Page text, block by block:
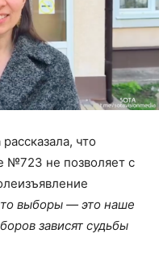
что
№723 не позволяет с
выборы — это наше
зависят судьбы